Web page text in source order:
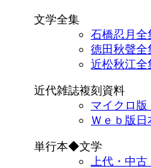
文学全集
石橋忍月全
徳田秋聲全
近松秋江全
近代雑誌複刻資料
マイクロ
Ｗｅｂ版日
単行本◆文学
上代・中